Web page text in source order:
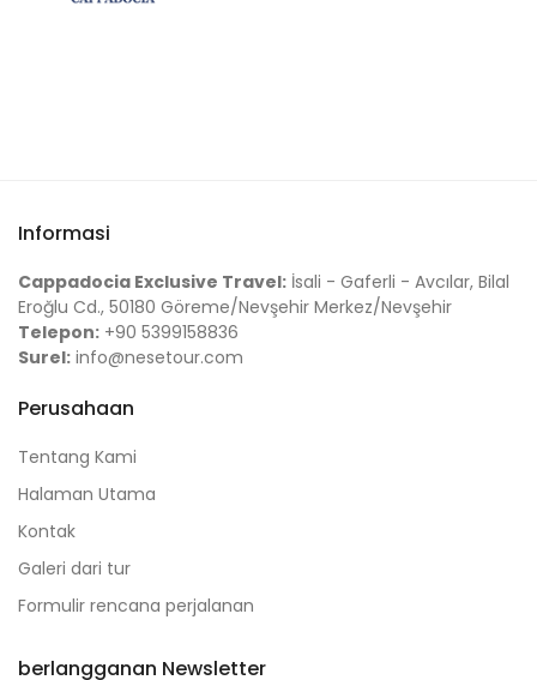
Informasi
Cappadocia Exclusive Travel: İsali - Gaferli - Avcılar, Bilal
Eroğlu Cd., 50180 Göreme/Nevşehir Merkez/Nevşehir
Telepon: +90 5399158836
Surel: info@nesetour.com
Perusahaan
Tentang Kami
Halaman Utama
Kontak
Galeri dari tur
Formulir rencana perjalanan
berlangganan Newsletter